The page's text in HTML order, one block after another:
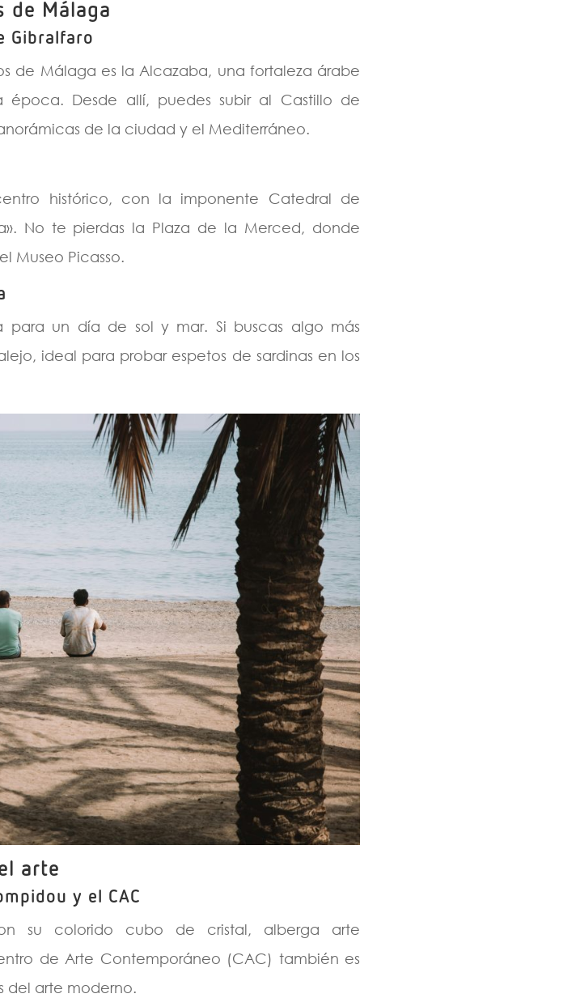
de Málaga
Gibralfaro
de Málaga es la Alcazaba, una fortaleza árabe
Desde allí, puedes subir al Castillo de
de la ciudad y el Mediterráneo.
histórico, con la imponente Catedral de
No te pierdas la Plaza de la Merced, donde
Museo Picasso.
un día de sol y mar. Si buscas algo más
ideal para probar espetos de sardinas en los
arte
y el CAC
su colorido cubo de cristal, alberga arte
de Arte Contemporáneo (CAC) también es
del arte moderno.